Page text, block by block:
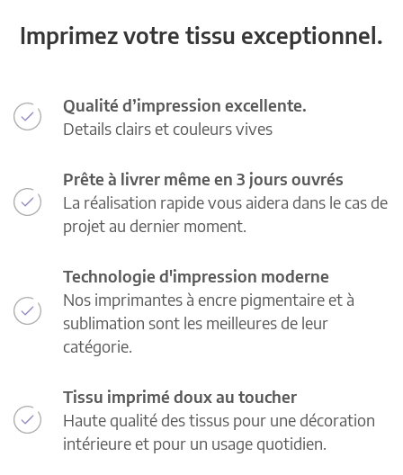
Imprimez votre tissu exceptionnel.
Qualité d’impression excellente.
Details clairs et couleurs vives
Prête à livrer même en 3 jours ouvrés
La réalisation rapide vous aidera dans le cas de
projet au dernier moment.
Technologie d'impression moderne
Nos imprimantes à encre pigmentaire et à
sublimation sont les meilleures de leur
catégorie.
Tissu imprimé doux au toucher
Haute qualité des tissus pour une décoration
intérieure et pour un usage quotidien.